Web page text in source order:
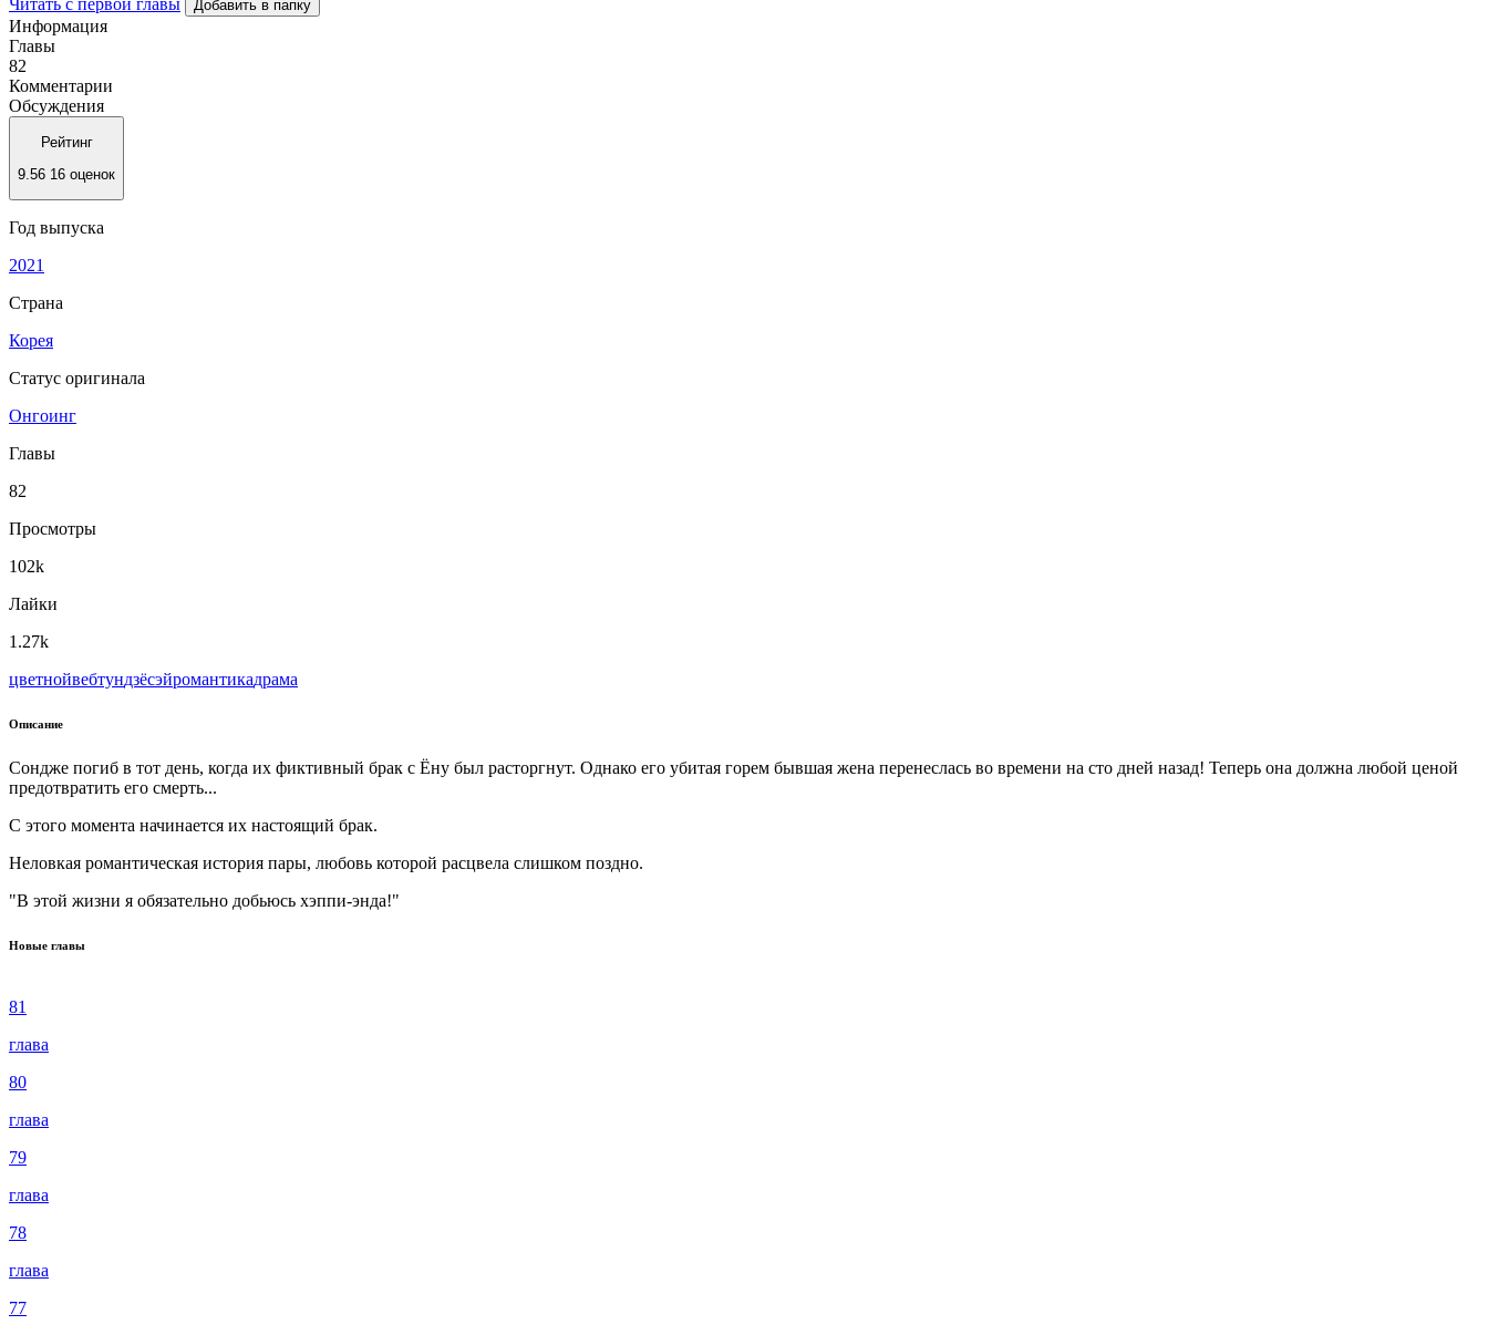
Добавить в папку
Информация
Главы
82
Комментарии
Обсуждения
Рейтинг
9.56 16 оценок
Год выпуска
2021
Страна
Корея
Статус оригинала
Онгоинг
Главы
82
Просмотры
102k
Лайки
1.27k
цветнойвeбтундзёсэйромантикадрама
Описание
Сондже погиб в тот день, когда их фиктивный брак с Ёну был расторгнут. Однако его убитая горем бывшая жена перенеслась во времени на сто дней назад! Теперь она должна любой ценой
предотвратить его смерть...
С этого момента начинается их настоящий брак.
Неловкая романтическая история пары, любовь которой расцвела слишком поздно.
"В этой жизни я обязательно добьюсь хэппи-энда!"
Новые главы
81
глава
80
глава
79
глава
78
глава
77